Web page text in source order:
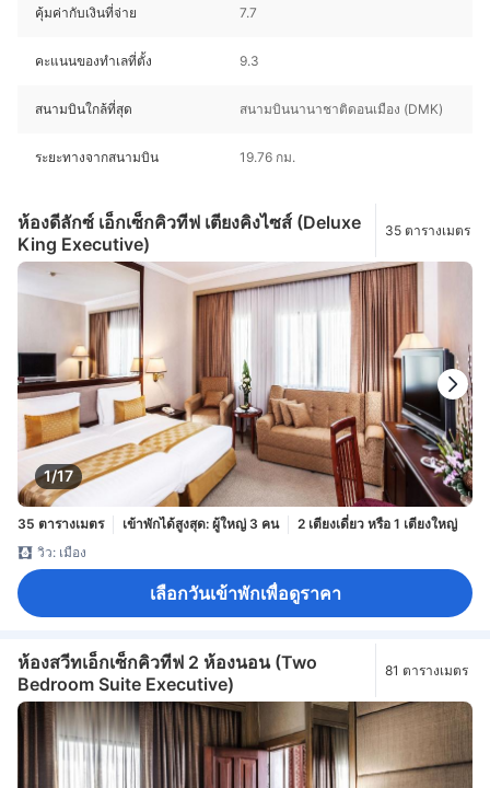
คุ้มค่ากับเงินที่จ่าย 7.7
คะแนนของทำเลที่ตั้ง 9.3
สนามบินใกล้ที่สุด สนามบินนานาชาติดอนเมือง (DMK)
ระยะทางจากสนามบิน 19.76 กม.
ห้องดีลักซ์ เอ็กเซ็กคิวทีฟ เตียงคิงไซส์ (Deluxe
King Executive)
35 ตารางเมตร
1/17
35 ตารางเมตร เข้าพักได้สูงสุด: ผู้ใหญ่ 3 คน
2 เตียงเดี่ยว หรือ 1 เตียงใหญ่
วิว: เมือง
เลือกวันเข้าพักเพื่อดูราคา
ห้องสวีทเอ็กเซ็กคิวทีฟ 2 ห้องนอน (Two
Bedroom Suite Executive)
81 ตารางเมตร